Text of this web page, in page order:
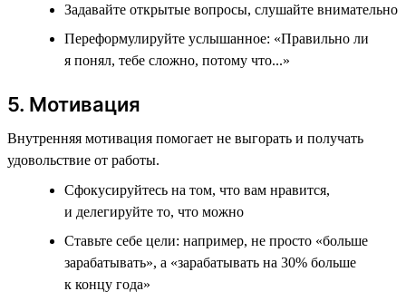
Задавайте открытые вопросы, слушайте внимательно
Переформулируйте услышанное: «Правильно ли
я понял, тебе сложно, потому что...»
5. Мотивация
Внутренняя мотивация помогает не выгорать и получать
удовольствие от работы.
Сфокусируйтесь на том, что вам нравится,
и делегируйте то, что можно
Ставьте себе цели: например, не просто «больше
зарабатывать», а «зарабатывать на 30% больше
к концу года»